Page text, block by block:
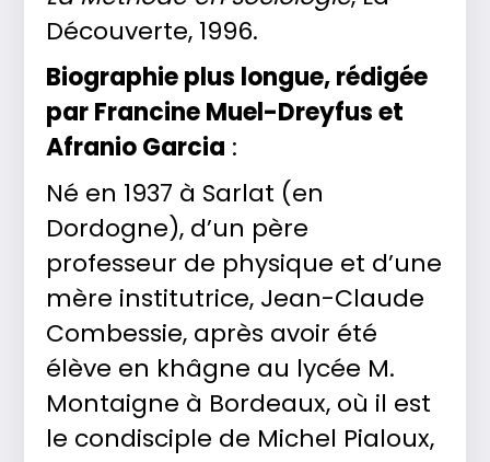
Découverte, 1996.
Biographie plus longue, rédigée
par Francine Muel-Dreyfus et
Afranio Garcia :
Né en 1937 à Sarlat (en
Dordogne), d’un père
professeur de physique et d’une
mère institutrice, Jean-Claude
Combessie, après avoir été
élève en khâgne au lycée M.
Montaigne à Bordeaux, où il est
le condisciple de Michel Pialoux,